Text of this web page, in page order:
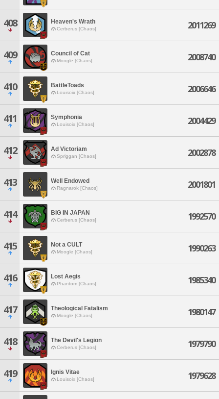
408 Heaven's Wrath
Cerberus [Chaos] 2011269
409 Council of Cat
Moogle [Chaos] 2008740
410 BattleToads
Louisoix [Chaos] 2006646
411 Symphonia
Louisoix [Chaos] 2004429
412 Ad Victoriam
Spriggan [Chaos] 2002878
413 Well Endowed
Ragnarok [Chaos] 2001801
414 BIG IN JAPAN
Cerberus [Chaos] 1992570
415 Not a CULT
Moogle [Chaos] 1990263
416 Lost Aegis
Phantom [Chaos] 1985340
417 Theological Fatalism
Moogle [Chaos] 1980147
418 The Devil's Legion
Cerberus [Chaos] 1979790
419 Ignis Vitae
Louisoix [Chaos] 1979628